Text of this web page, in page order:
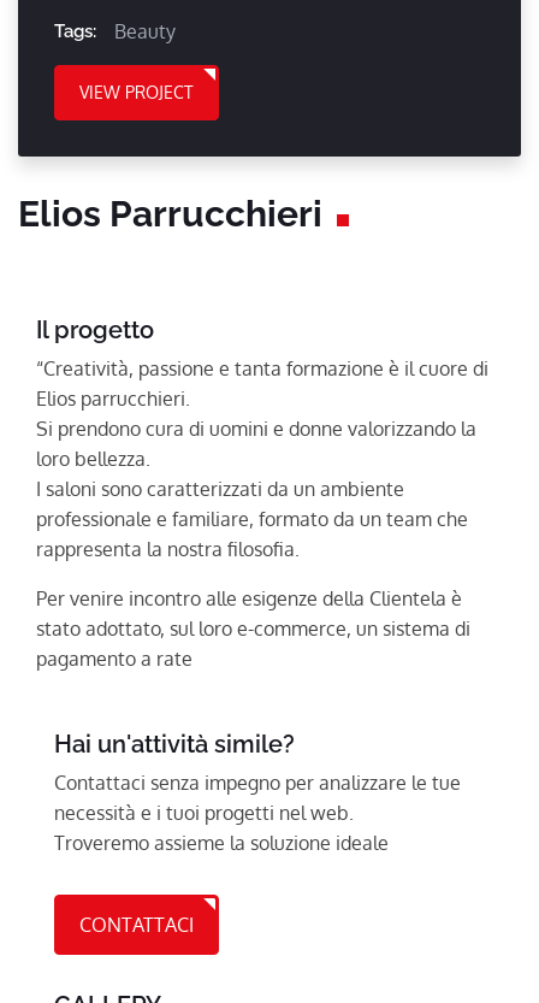
Tags: Beauty
VIEW PROJECT
Elios Parrucchieri
Il progetto
“Creatività, passione e tanta formazione è il cuore di
Elios parrucchieri.
Si prendono cura di uomini e donne valorizzando la
loro bellezza.
I saloni sono caratterizzati da un ambiente
professionale e familiare, formato da un team che
rappresenta la nostra filosofia.
Per venire incontro alle esigenze della Clientela è
stato adottato, sul loro e-commerce, un sistema di
pagamento a rate
Hai un'attività simile?
Contattaci senza impegno per analizzare le tue
necessità e i tuoi progetti nel web.
Troveremo assieme la soluzione ideale
CONTATTACI